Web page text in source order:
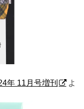
年 11月号増刊
よ